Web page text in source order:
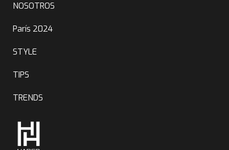
NOSOTROS
París 2024
STYLE
TIPS
TRENDS